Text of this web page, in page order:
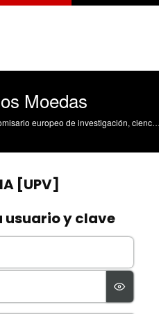
Moedas
Entrevistamos a Carlos Moedas, comisario europeo de investigación, ciencia e innovación, aprovechando su visita a las instalaciones de Das Photonics, spin off de la Universitat Politècnica de València, ubicada campus de